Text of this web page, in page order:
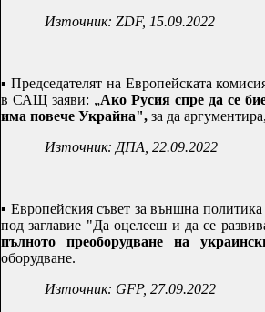
Източник: ZDF, 15.09.2022
▪Председателят на Европейската
в САЩ заяви: „Ако Русия спре да се
има повече Украйна", за да
Източник: ДПА, 22.09.2022
▪ Европейския съвет за външна
под заглавие "Да оцелееш и да се
пълното преоборудване на
оборудване.
Източник: GFP, 27.09.2022